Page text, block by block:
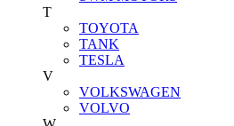
T
TOYOTA
TANK
TESLA
V
VOLKSWAGEN
VOLVO